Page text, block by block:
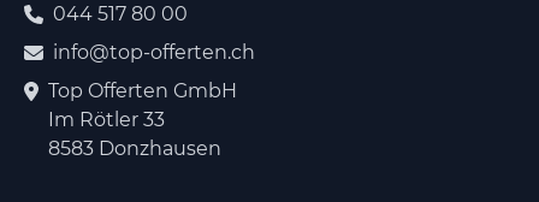
044 517 80 00
info@top-offerten.ch
Top Offerten GmbH
Im Rötler 33
8583 Donzhausen